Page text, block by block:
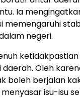
Ia
memengaruhi
negeri.
Oleh
boleh berjalan
isu-isu